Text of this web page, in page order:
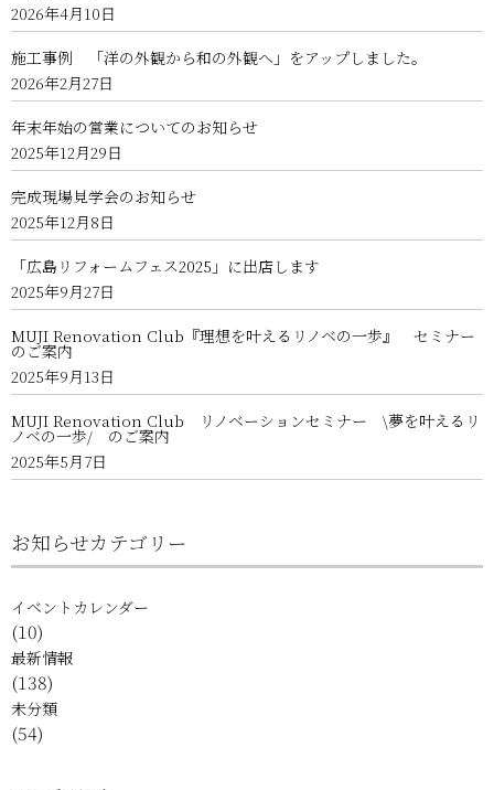
2026年4月10日
施工事例 「洋の外観から和の外観へ」をアップしました。
2026年2月27日
年末年始の営業についてのお知らせ
2025年12月29日
完成現場見学会のお知らせ
2025年12月8日
「広島リフォームフェス2025」に出店します
2025年9月27日
MUJI Renovation Club『理想を叶えるリノベの一歩』 セミナー
のご案内
2025年9月13日
MUJI Renovation Club リノベーションセミナー \夢を叶えるリ
ノベの一歩/ のご案内
2025年5月7日
お知らせカテゴリー
イベントカレンダー
(10)
最新情報
(138)
未分類
(54)